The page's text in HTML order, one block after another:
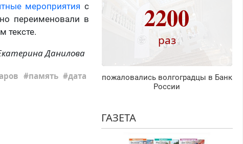
мероприятия с
переименовали в
тексте.
Данилова
память дата
2200
раз
пожаловались волгоградцы в Банк
России
ГАЗЕТА